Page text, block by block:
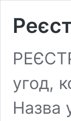
угод,
Назва